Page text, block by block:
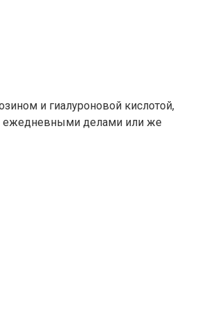
и гиалуроновой кислотой,
ежедневными делами или же